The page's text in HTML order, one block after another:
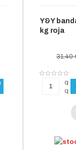
Y&Y
kg roja
31.40